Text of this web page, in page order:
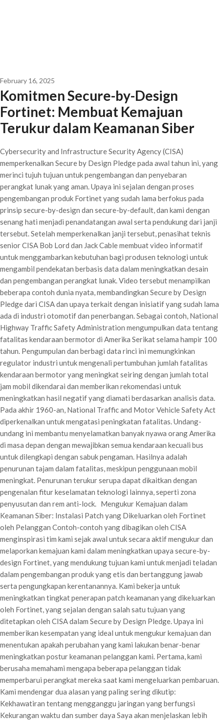
February 16, 2025
Komitmen Secure-by-Design
Fortinet: Membuat Kemajuan
Terukur dalam Keamanan Siber
Cybersecurity and Infrastructure Security Agency (CISA)
memperkenalkan Secure by Design Pledge pada awal tahun ini, yang
merinci tujuh tujuan untuk pengembangan dan penyebaran
perangkat lunak yang aman. Upaya ini sejalan dengan proses
pengembangan produk Fortinet yang sudah lama berfokus pada
prinsip secure-by-design dan secure-by-default, dan kami dengan
senang hati menjadi penandatangan awal serta pendukung dari janji
tersebut. Setelah memperkenalkan janji tersebut, penasihat teknis
senior CISA Bob Lord dan Jack Cable membuat video informatif
untuk menggambarkan kebutuhan bagi produsen teknologi untuk
mengambil pendekatan berbasis data dalam meningkatkan desain
dan pengembangan perangkat lunak. Video tersebut menampilkan
beberapa contoh dunia nyata, membandingkan Secure by Design
Pledge dari CISA dan upaya terkait dengan inisiatif yang sudah lama
ada di industri otomotif dan penerbangan. Sebagai contoh, National
Highway Traffic Safety Administration mengumpulkan data tentang
fatalitas kendaraan bermotor di Amerika Serikat selama hampir 100
tahun. Pengumpulan dan berbagi data rinci ini memungkinkan
regulator industri untuk mengenali pertumbuhan jumlah fatalitas
kendaraan bermotor yang meningkat seiring dengan jumlah total
jam mobil dikendarai dan memberikan rekomendasi untuk
meningkatkan hasil negatif yang diamati berdasarkan analisis data.
Pada akhir 1960-an, National Traffic and Motor Vehicle Safety Act
diperkenalkan untuk mengatasi peningkatan fatalitas. Undang-
undang ini membantu menyelamatkan banyak nyawa orang Amerika
di masa depan dengan mewajibkan semua kendaraan kecuali bus
untuk dilengkapi dengan sabuk pengaman. Hasilnya adalah
penurunan tajam dalam fatalitas, meskipun penggunaan mobil
meningkat. Penurunan terukur serupa dapat dikaitkan dengan
pengenalan fitur keselamatan teknologi lainnya, seperti zona
penyusutan dan rem anti-lock. Mengukur Kemajuan dalam
Keamanan Siber: Instalasi Patch yang Dikeluarkan oleh Fortinet
oleh Pelanggan Contoh-contoh yang dibagikan oleh CISA
menginspirasi tim kami sejak awal untuk secara aktif mengukur dan
melaporkan kemajuan kami dalam meningkatkan upaya secure-by-
design Fortinet, yang mendukung tujuan kami untuk menjadi teladan
dalam pengembangan produk yang etis dan bertanggung jawab
serta pengungkapan kerentanannya. Kami bekerja untuk
meningkatkan tingkat penerapan patch keamanan yang dikeluarkan
oleh Fortinet, yang sejalan dengan salah satu tujuan yang
ditetapkan oleh CISA dalam Secure by Design Pledge. Upaya ini
memberikan kesempatan yang ideal untuk mengukur kemajuan dan
menentukan apakah perubahan yang kami lakukan benar-benar
meningkatkan postur keamanan pelanggan kami. Pertama, kami
berusaha memahami mengapa beberapa pelanggan tidak
memperbarui perangkat mereka saat kami mengeluarkan pembaruan.
Kami mendengar dua alasan yang paling sering dikutip:
Kekhawatiran tentang mengganggu jaringan yang berfungsi
Kekurangan waktu dan sumber daya Saya akan menjelaskan lebih